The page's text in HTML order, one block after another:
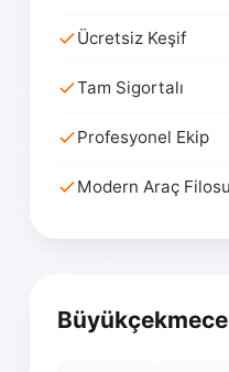
Ücretsiz Keşif
Tam Sigortalı
Profesyonel Ekip
Modern Araç Filosu